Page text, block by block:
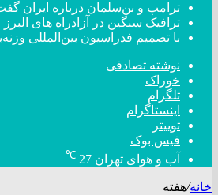
ترامپ و بن‌سلمان درباره ایران
ترافیک سنگین در آزادراه های البرز
با تصمیم فدراسیون بین‌المللی
نوشته تصادفی
خوراک
تلگرام
اینستاگرام
توییتر
فیس بوک
آب و هوای تهران 27
℃
خانه/هفته